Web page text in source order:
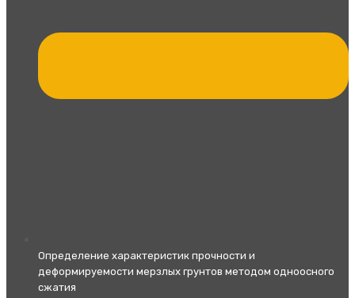
Определение характеристик прочности и
деформируемости мерзлых грунтов методом одноосного
сжатия